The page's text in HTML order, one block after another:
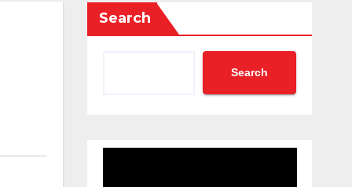
Search
Search